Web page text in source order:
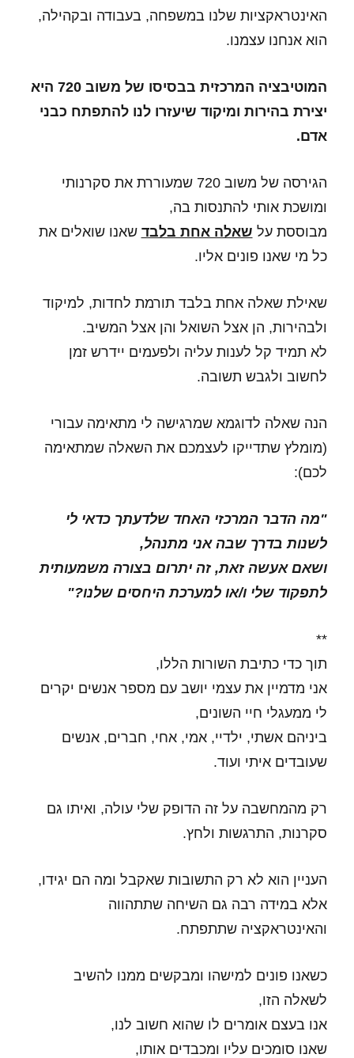
האינטראקציות שלנו במשפחה, בעבודה ובקהילה,
הוא אנחנו עצמנו.
המוטיבציה המרכזית בבסיסו של משוב 720 היא
יצירת בהירות ומיקוד שיעזרו לנו להתפתח כבני
אדם.
הגירסה של משוב 720 שמעוררת את סקרנותי
ומושכת אותי להתנסות בה,
מבוססת על שאלה אחת בלבד שאנו שואלים את
כל מי שאנו פונים אליו.
שאילת שאלה אחת בלבד תורמת לחדות, למיקוד
ולבהירות, הן אצל השואל והן אצל המשיב.
לא תמיד קל לענות עליה ולפעמים יידרש זמן
לחשוב ולגבש תשובה.
הנה שאלה לדוגמא שמרגישה לי מתאימה עבורי
(מומלץ שתדייקו לעצמכם את השאלה שמתאימה
לכם):
"מה הדבר המרכזי האחד שלדעתך כדאי לי
לשנות בדרך שבה אני מתנהל,
ושאם אעשה זאת, זה יתרום בצורה משמעותית
לתפקוד שלי ו/או למערכת היחסים שלנו?"
**
תוך כדי כתיבת השורות הללו,
אני מדמיין את עצמי יושב עם מספר אנשים יקרים
לי ממעגלי חיי השונים,
ביניהם אשתי, ילדיי, אמי, אחי, חברים, אנשים
שעובדים איתי ועוד.
רק מהמחשבה על זה הדופק שלי עולה, ואיתו גם
סקרנות, התרגשות ולחץ.
העניין הוא לא רק התשובות שאקבל ומה הם יגידו,
אלא במידה רבה גם השיחה שתתהווה
והאינטראקציה שתתפתח.
כשאנו פונים למישהו ומבקשים ממנו להשיב
לשאלה הזו,
אנו בעצם אומרים לו שהוא חשוב לנו,
שאנו סומכים עליו ומכבדים אותו,